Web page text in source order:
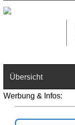
Übersicht
Technik
Werbung & Infos: